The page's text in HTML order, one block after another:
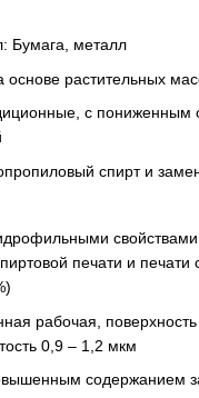
Бумага, металл
растительных
с пониженным
спирт и
свойствами
печати и
рабочая, поверхность
0,9 – 1,2 мкм
содержанием